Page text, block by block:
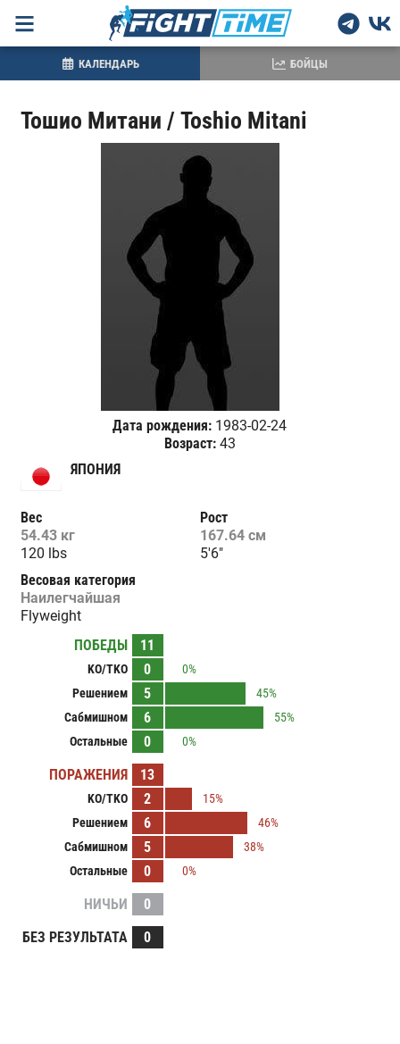
Тошио Митани / Toshio Mitani
Дата рождения: 1983-02-24
Возраст:43
ЯПОНИЯ
Вес
54.43 кг
120 lbs
Рост
167.64 см
5'6"
Весовая категория
Наилегчайшая
Flyweight
ПОБЕДЫ
11
KO/TKO 0
0%
Решением
5
45%
Сабмишном
6
55%
Остальные
0 0%
ПОРАЖЕНИЯ 13
KO/TKO 2
15%
Решением
6
46%
Сабмишном
5
38%
Остальные
0 0%
НИЧЬИ
0
БЕЗ РЕЗУЛЬТАТА
0
КАЛЕНДАРЬ БОЙЦЫ